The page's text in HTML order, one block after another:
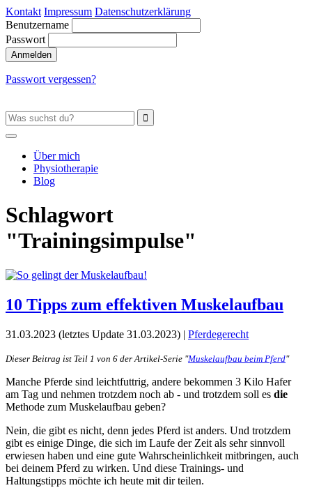
Kontakt Impressum Datenschutzerklärung
Benutzername
Passwort
Passwort vergessen?
Über mich
Physiotherapie
Blog
Schlagwort
"Trainingsimpulse"
10 Tipps zum effektiven Muskelaufbau
31.03.2023 (letztes Update 31.03.2023) | Pferdegerecht
Dieser Beitrag ist Teil 1 von 6 der Artikel-Serie "Muskelaufbau beim Pferd"
Manche Pferde sind leichtfuttrig, andere bekommen 3 Kilo Hafer
am Tag und nehmen trotzdem noch ab - und trotzdem soll es die
Methode zum Muskelaufbau geben?
Nein, die gibt es nicht, denn jedes Pferd ist anders. Und trotzdem
gibt es einige Dinge, die sich im Laufe der Zeit als sehr sinnvoll
erwiesen haben und eine gute Wahrscheinlichkeit mitbringen, auch
bei deinem Pferd zu wirken. Und diese Trainings- und
Haltungstipps möchte ich heute mit dir teilen.